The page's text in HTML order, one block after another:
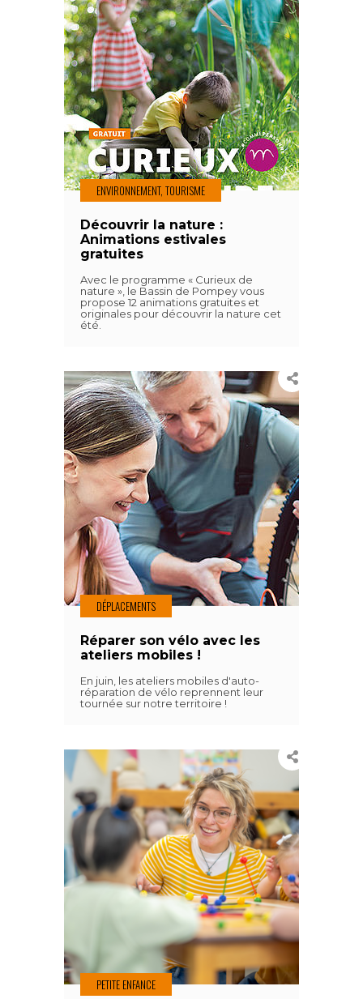
ENVIRONNEMENT, TOURISME
Découvrir la nature :
Animations estivales
gratuites
Avec le programme « Curieux de
nature », le Bassin de Pompey vous
propose 12 animations gratuites et
originales pour découvrir la nature cet
été.
DÉPLACEMENTS
Réparer son vélo avec les
ateliers mobiles !
En juin, les ateliers mobiles d'auto-
réparation de vélo reprennent leur
tournée sur notre territoire !
PETITE ENFANCE